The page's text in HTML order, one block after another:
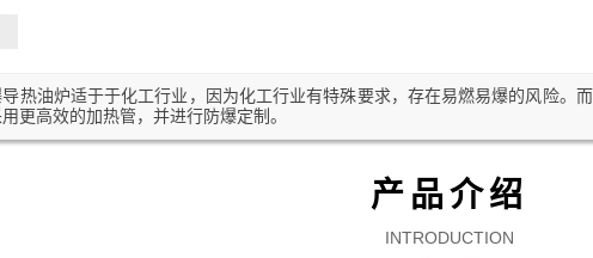
热油炉适于于化工行业，因为化工行业有特殊要求，存在易燃易爆的风险。
更高效的加热管，并进行防爆定制。
产品介绍
INTRODUCTION